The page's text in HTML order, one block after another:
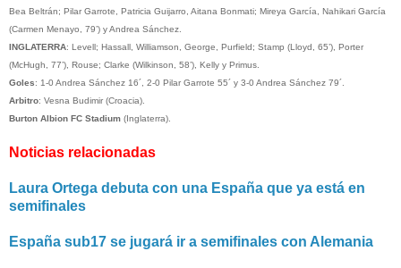
Bea Beltrán; Pilar Garrote, Patricia Guijarro, Aitana Bonmati; Mireya García, Nahikari García
(Carmen Menayo, 79’) y Andrea Sánchez.
INGLATERRA: Levell; Hassall, Williamson, George, Purfield; Stamp (Lloyd, 65’), Porter
(McHugh, 77’), Rouse; Clarke (Wilkinson, 58’), Kelly y Primus.
Goles: 1-0 Andrea Sánchez 16´, 2-0 Pilar Garrote 55´ y 3-0 Andrea Sánchez 79´.
Arbitro: Vesna Budimir (Croacia).
Burton Albion FC Stadium (Inglaterra).
Noticias relacionadas
Laura Ortega debuta con una España que ya está en
semifinales
España sub17 se jugará ir a semifinales con Alemania